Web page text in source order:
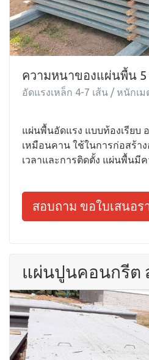
ความหนาของแผ่นพื้น
อัดแรงเหล็ก 4-7 เส้น / หนักเ
แผ่นพื้นอัดแรง แบบท้องเรียบ
เหมือนคาน ใช้ในการก่อสร้า
เวลาและการติดตั้ง แผ่นพื้นมี
สอบถาม ขอใบเสนอร
แผ่นปูนคอนกรีต